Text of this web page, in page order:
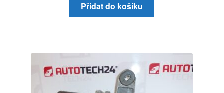
Přidat do košíku